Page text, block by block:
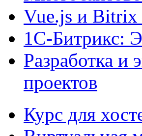
Vue.js и Bitrix
1С-Битрикс:
Разработка и
проектов
Курс для